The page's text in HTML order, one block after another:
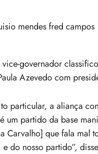
governador
Azevedo com
particular, a aliança
partido da base
Carvalho] que fala mal
do nosso partido”,